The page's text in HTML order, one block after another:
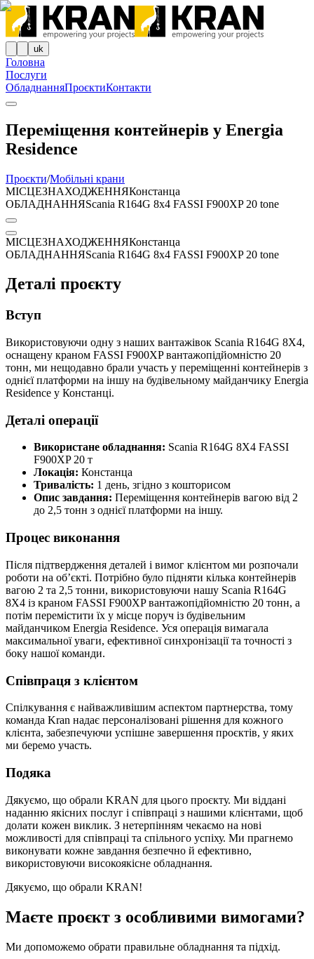
uk
Головна
Послуги
ОбладнанняПроєктиКонтакти
Переміщення контейнерів у Energia
Residence
Проєкти/Мобільні крани
МІСЦЕЗНАХОДЖЕННЯКонстанца
ОБЛАДНАННЯScania R164G 8x4 FASSI F900XP 20 tone
МІСЦЕЗНАХОДЖЕННЯКонстанца
ОБЛАДНАННЯScania R164G 8x4 FASSI F900XP 20 tone
Деталі проєкту
Вступ
Використовуючи одну з наших вантажівок Scania R164G 8X4,
оснащену краном FASSI F900XP вантажопідйомністю 20
тонн, ми нещодавно брали участь у переміщенні контейнерів з
однієї платформи на іншу на будівельному майданчику Energia
Residence у Констанці.
Деталі операції
Використане обладнання: Scania R164G 8X4 FASSI
F900XP 20 т
Локація: Констанца
Тривалість: 1 день, згідно з кошторисом
Опис завдання: Переміщення контейнерів вагою від 2
до 2,5 тонн з однієї платформи на іншу.
Процес виконання
Після підтвердження деталей і вимог клієнтом ми розпочали
роботи на об’єкті. Потрібно було підняти кілька контейнерів
вагою 2 та 2,5 тонни, використовуючи нашу Scania R164G
8X4 із краном FASSI F900XP вантажопідйомністю 20 тонн, а
потім перемістити їх у місце поруч із будівельним
майданчиком Energia Residence. Уся операція вимагала
максимальної уваги, ефективної синхронізації та точності з
боку нашої команди.
Співпраця з клієнтом
Спілкування є найважливішим аспектом партнерства, тому
команда Kran надає персоналізовані рішення для кожного
клієнта, забезпечуючи успішне завершення проєктів, у яких
ми беремо участь.
Подяка
Дякуємо, що обрали KRAN для цього проєкту. Ми віддані
наданню якісних послуг і співпраці з нашими клієнтами, щоб
долати кожен виклик. З нетерпінням чекаємо на нові
можливості для співпраці та спільного успіху. Ми прагнемо
виконувати кожне завдання безпечно й ефективно,
використовуючи високоякісне обладнання.
Дякуємо, що обрали KRAN!
Маєте проєкт з особливими вимогами?
Ми допоможемо обрати правильне обладнання та підхід.